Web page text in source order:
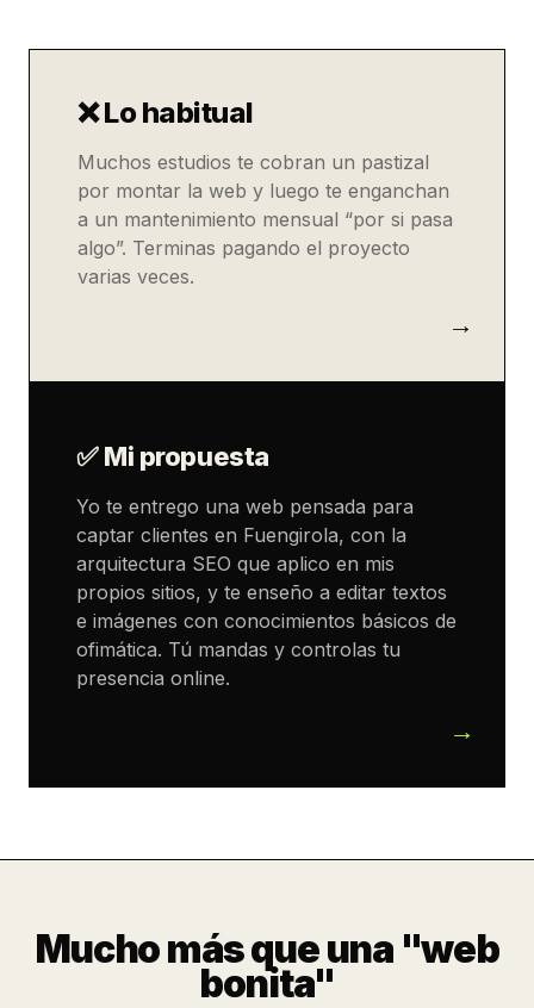
❌ Lo habitual
Muchos estudios te cobran un pastizal
por montar la web y luego te enganchan
a un mantenimiento mensual “por si pasa
algo”. Terminas pagando el proyecto
varias veces.
✅ Mi propuesta
Yo te entrego una web pensada para
captar clientes en Fuengirola, con la
arquitectura SEO que aplico en mis
propios sitios, y te enseño a editar textos
e imágenes con conocimientos básicos de
ofimática. Tú mandas y controlas tu
presencia online.
Mucho más que una "web
bonita"